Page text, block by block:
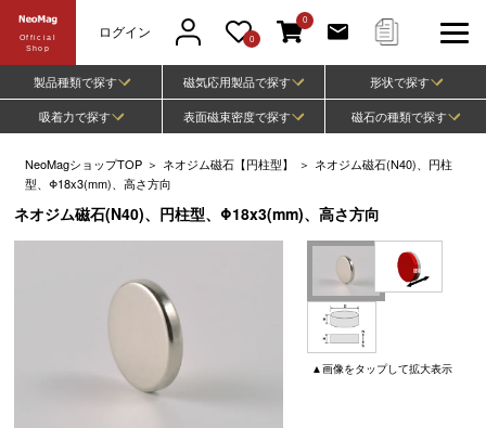
Official
Shop
ログイン 0
0
製品種類で探す 磁気応用製品で探す
形状で探す
吸着力で探す
表面磁束密度で探す 磁石の種類で探す
NeoMagショップTOP ＞ ネオジム磁石【円柱型】 ＞ ネオジム磁石(N40)、円柱
型、Φ18x3(mm)、高さ方向
ネオジム磁石(N40)、円柱型、Φ18x3(mm)、高さ方向
▲画像をタップして拡大表示